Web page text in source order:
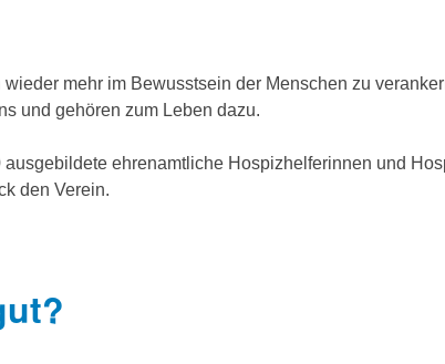
mehr im Bewusstsein der Menschen zu
und gehören zum Leben dazu.
ehrenamtliche Hospizhelferinnen und
den Verein.